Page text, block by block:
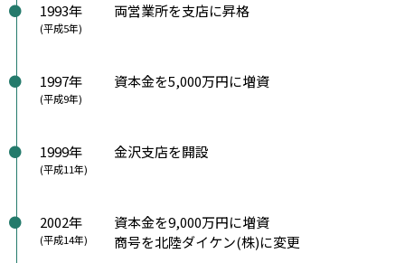
1993年
(平成5年)
両営業所を支店に昇格
1997年
(平成9年)
資本金を5,000万円に増資
1999年
(平成11年)
金沢支店を開設
2002年
(平成14年)
資本金を9,000万円に増資
商号を北陸ダイケン(株)に変更